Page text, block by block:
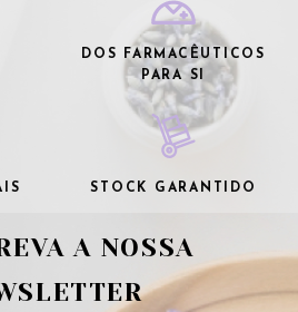
DOS FARMACÊUTICOS
PARA SI
STOCK GARANTIDO
A NOSSA